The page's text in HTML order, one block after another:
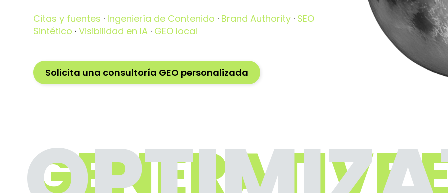
Citas y fuentes · Ingeniería de Contenido · Brand Authority · SEO
Sintético ·Visibilidad en IA · GEO local
Solicita una consultoría GEO personalizada
GENERATIVE